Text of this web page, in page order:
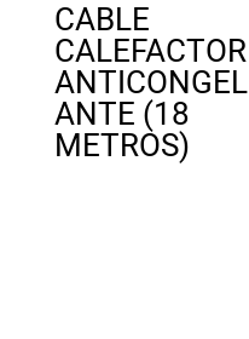
CABLE
CALEFACTOR
ANTICONGEL
ANTE (18
METROS)